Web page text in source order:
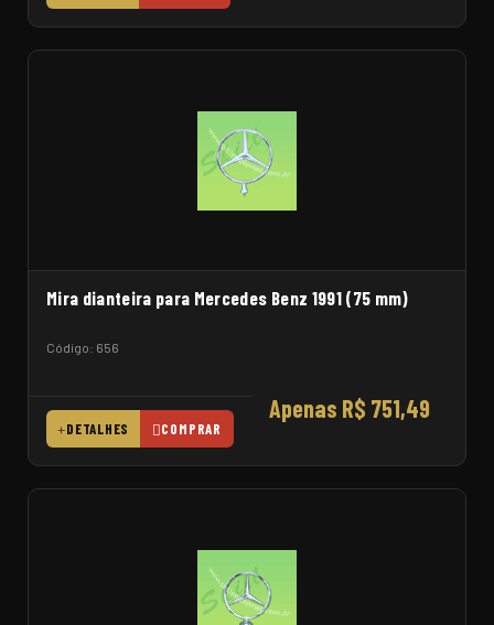
Mira dianteira para Mercedes Benz 1991 (75 mm)
Código: 656
Apenas R$ 751,49
DETALHES COMPRAR